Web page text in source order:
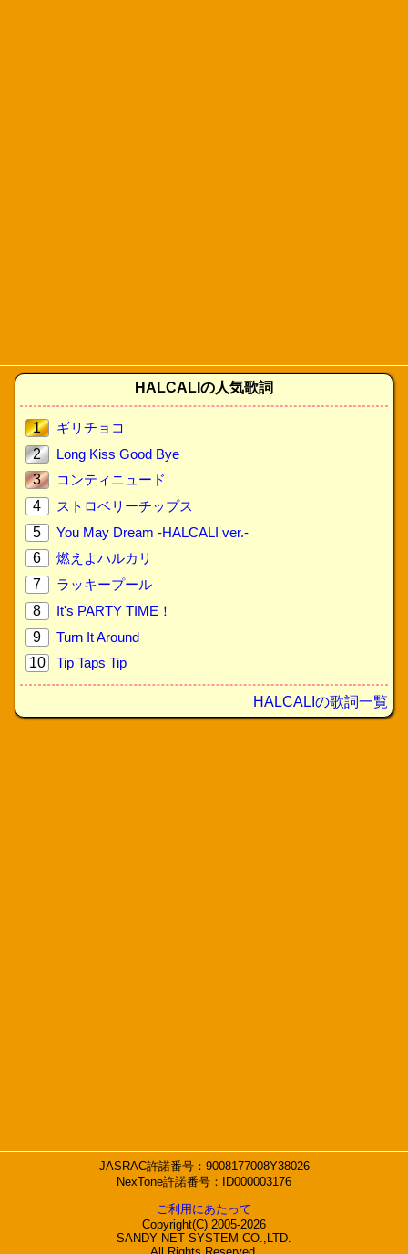
HALCALIの人気歌詞
1
ギリチョコ
2
Long Kiss Good Bye
3
コンティニュード
4
ストロベリーチップス
5
You May Dream -HALCALI ver.-
6
燃えよハルカリ
7
ラッキープール
8
It's PARTY TIME！
9
Turn It Around
10
Tip Taps Tip
HALCALIの歌詞一覧
JASRAC許諾番号：9008177008Y38026
NexTone許諾番号：ID000003176
ご利用にあたって
Copyright(C) 2005-2026
SANDY NET SYSTEM CO.,LTD.